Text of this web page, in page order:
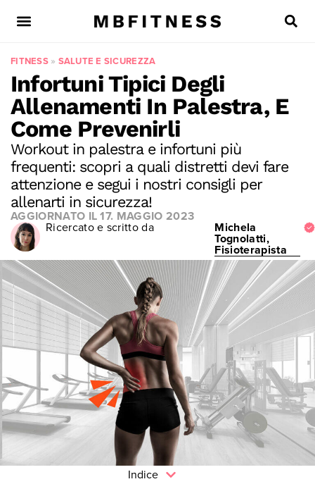
FITNESS» SALUTE E SICUREZZA
Infortuni Tipici Degli
Allenamenti In Palestra, E
Come Prevenirli
Workout in palestra e infortuni più
frequenti: scopri a quali distretti devi fare
attenzione e segui i nostri consigli per
allenarti in sicurezza!
AGGIORNATO IL17. MAGGIO 2023
Ricercato e scritto da Michela
Tognolatti,
Fisioterapista
Indice